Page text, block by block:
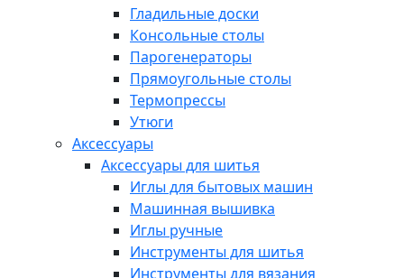
Гладильные доски
Консольные столы
Парогенераторы
Прямоугольные столы
Термопрессы
Утюги
Аксессуары
Аксессуары для шитья
Иглы для бытовых машин
Машинная вышивка
Иглы ручные
Инструменты для шитья
Инструменты для вязания